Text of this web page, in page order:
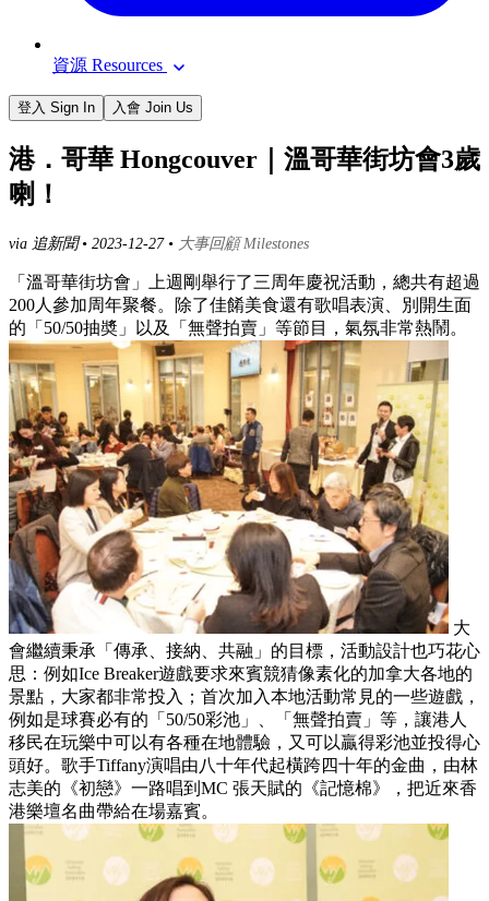
資源 Resources
登入 Sign In 入會 Join Us
港．哥華 Hongcouver｜溫哥華街坊會3歲
喇！
via 追新聞 • 2023-12-27 • 大事回顧 Milestones
「溫哥華街坊會」上週剛舉行了三周年慶祝活動，總共有超過
200人參加周年聚餐。除了佳餚美食還有歌唱表演、別開生面
的「50/50抽奬」以及「無聲拍賣」等節目，氣氛非常熱鬧。
大
會繼續秉承「傳承、接納、共融」的目標，活動設計也巧花心
思：例如Ice Breaker遊戲要求來賓競猜像素化的加拿大各地的
景點，大家都非常投入；首次加入本地活動常見的一些遊戲，
例如是球賽必有的「50/50彩池」、「無聲拍賣」等，讓港人
移民在玩樂中可以有各種在地體驗，又可以贏得彩池並投得心
頭好。歌手Tiffany演唱由八十年代起橫跨四十年的金曲，由林
志美的《初戀》一路唱到MC 張天賦的《記憶棉》，把近來香
港樂壇名曲帶給在場嘉賓。